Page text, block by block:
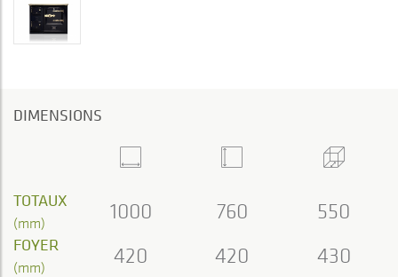
DIMENSIONS
TOTAUX
(mm) 1000 760 550
FOYER
(mm) 420 420 430